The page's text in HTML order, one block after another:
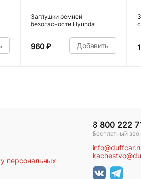
Заглушки ремней
безопасности Hyundai
960 ₽ Добавить
персональных
8 800 222
Бесплатный